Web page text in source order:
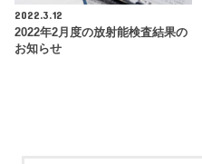
2022.3.12
2022年2月度の放射能検査結果の
お知らせ